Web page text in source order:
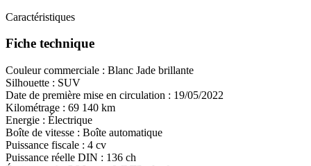
Caractéristiques
Fiche technique
Couleur commerciale : Blanc Jade brillante
Silhouette : SUV
Date de première mise en circulation : 19/05/2022
Kilométrage : 69 140 km
Energie : Électrique
Boîte de vitesse : Boîte automatique
Puissance fiscale : 4 cv
Puissance réelle DIN : 136 ch